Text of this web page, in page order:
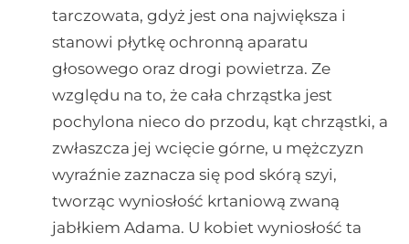
tarczowata, gdyż jest ona największa i
stanowi płytkę ochronną aparatu
głosowego oraz drogi powietrza. Ze
względu na to, że cała chrząstka jest
pochylona nieco do przodu, kąt chrząstki, a
zwłaszcza jej wcięcie górne, u mężczyzn
wyraźnie zaznacza się pod skórą szyi,
tworząc wyniosłość krtaniową zwaną
jabłkiem Adama. U kobiet wyniosłość ta